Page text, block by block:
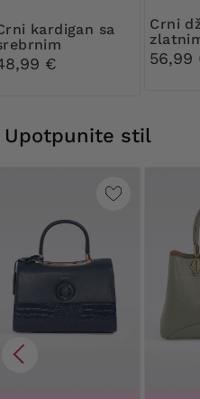
sa
uzorkom
€
Crni džemper sa
56,99
Upotpunite stil